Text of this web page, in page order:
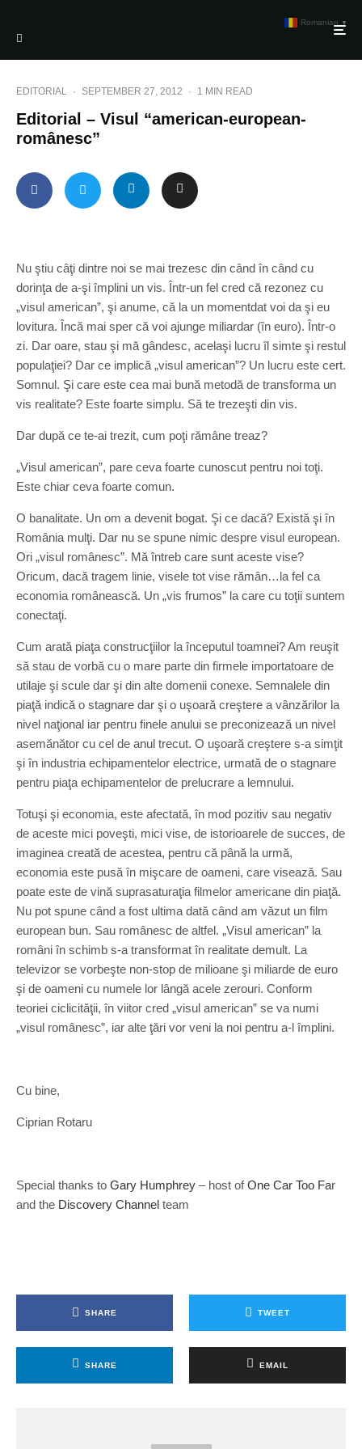
EDITORIAL · SEPTEMBER 27, 2012 · 1 MIN READ
Editorial – Visul “american-european-
românesc”
Nu ştiu câţi dintre noi se mai trezesc din când în când cu
dorinţa de a-şi împlini un vis. Într-un fel cred că rezonez cu
„visul american”, şi anume, că la un momentdat voi da şi eu
lovitura. Încă mai sper că voi ajunge miliardar (în euro). Într-o
zi. Dar oare, stau şi mă gândesc, acelaşi lucru îl simte şi restul
populaţiei? Dar ce implică „visul american”? Un lucru este cert.
Somnul. Şi care este cea mai bună metodă de transforma un
vis realitate? Este foarte simplu. Să te trezeşti din vis.
Dar după ce te-ai trezit, cum poţi rămâne treaz?
„Visul american”, pare ceva foarte cunoscut pentru noi toţi.
Este chiar ceva foarte comun.
O banalitate. Un om a devenit bogat. Şi ce dacă? Există şi în
România mulţi. Dar nu se spune nimic despre visul european.
Ori „visul românesc”. Mă întreb care sunt aceste vise?
Oricum, dacă tragem linie, visele tot vise rămân…la fel ca
economia românească. Un „vis frumos” la care cu toţii suntem
conectaţi.
Cum arată piaţa construcţiilor la începutul toamnei? Am reuşit
să stau de vorbă cu o mare parte din firmele importatoare de
utilaje şi scule dar şi din alte domenii conexe. Semnalele din
piaţă indică o stagnare dar şi o uşoară creştere a vânzărilor la
nivel naţional iar pentru finele anului se preconizează un nivel
asemănător cu cel de anul trecut. O uşoară creştere s-a simţit
şi în industria echipamentelor electrice, urmată de o stagnare
pentru piaţa echipamentelor de prelucrare a lemnului.
Totuşi şi economia, este afectată, în mod pozitiv sau negativ
de aceste mici poveşti, mici vise, de istorioarele de succes, de
imaginea creată de acestea, pentru că până la urmă,
economia este pusă în mişcare de oameni, care visează. Sau
poate este de vină suprasaturaţia filmelor americane din piaţă.
Nu pot spune când a fost ultima dată când am văzut un film
european bun. Sau românesc de altfel. „Visul american” la
români în schimb s-a transformat în realitate demult. La
televizor se vorbeşte non-stop de milioane şi miliarde de euro
şi de oameni cu numele lor lângă acele zerouri. Conform
teoriei ciclicităţii, în viitor cred „visul american” se va numi
„visul românesc”, iar alte ţări vor veni la noi pentru a-l împlini.
Cu bine,
Ciprian Rotaru
Special thanks to Gary Humphrey – host ofOne Car Too Far
and the Discovery Channel team
SHARE TWEET
SHARE EMAIL
Romanian ▼